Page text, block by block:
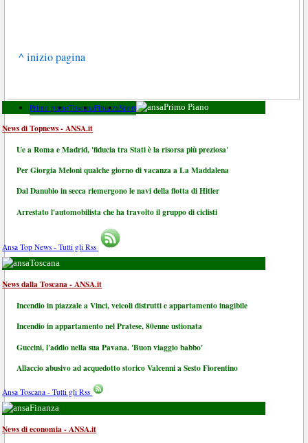
^ inizio pagina
Primo pianoToscanaFinanzaSport Primo Piano
News di Topnews - ANSA.it
Ue a Roma e Madrid, 'fiducia tra Stati è la risorsa più preziosa'
Per Giorgia Meloni qualche giorno di vacanza a La Maddalena
Dal Danubio in secca riemergono le navi della flotta di Hitler
Arrestato l'automobilista che ha travolto il gruppo di ciclisti
Ansa Top News - Tutti gli Rss
Toscana
News dalla Toscana - ANSA.it
Incendio in piazzale a Vinci, veicoli distrutti e appartamento inagibile
Incendio in appartamento nel Pratese, 80enne ustionata
Guccini, l'addio nella sua Pavana. 'Buon viaggio babbo'
Allaccio abusivo ad acquedotto storico Valcenni a Sesto Fiorentino
Ansa Toscana - Tutti gli Rss
Finanza
News di economia - ANSA.it